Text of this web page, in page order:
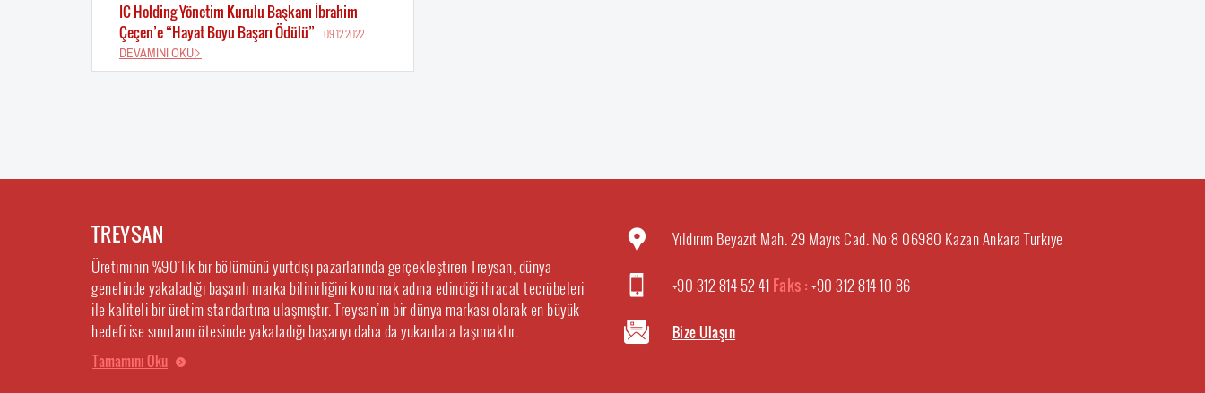
IC Holding Yönetim Kurulu Başkanı İbrahim
Çeçen’e “Hayat Boyu Başarı Ödülü”
09.12.2022
DEVAMINI OKU
TREYSAN
Üretiminin %90’lık bir bölümünü yurtdışı pazarlarında gerçekleştiren Treysan, dünya
genelinde yakaladığı başarılı marka bilinirliğini korumak adına edindiği ihracat tecrübeleri
ile kaliteli bir üretim standartına ulaşmıştır. Treysan’ın bir dünya markası olarak en büyük
hedefi ise sınırların ötesinde yakaladığı başarıyı daha da yukarılara taşımaktır.
Tamamını Oku
Yıldırım Beyazıt Mah. 29 Mayıs Cad. No:8 06980 Kazan Ankara Turkıye
+90 312 814 52 41 Faks :+90 312 814 10 86
Bize Ulaşın